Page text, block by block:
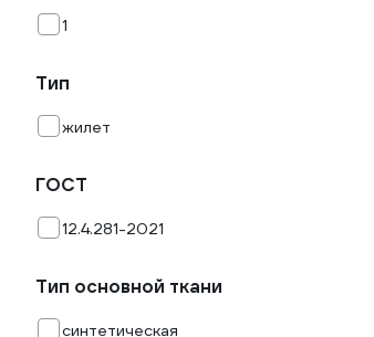
1
Тип
жилет
ГОСТ
12.4.281-2021
Тип основной ткани
синтетическая